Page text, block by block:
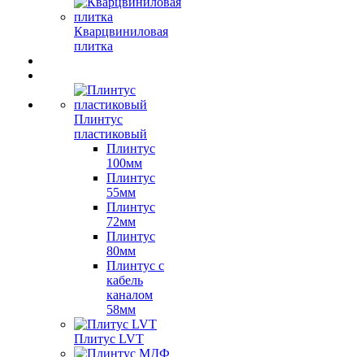
Кварцвиниловая
плитка
Плинтус
пластиковый
Плинтус
100мм
Плинтус
55мм
Плинтус
72мм
Плинтус
80мм
Плинтус с
кабель
каналом
58мм
Плитус LVT